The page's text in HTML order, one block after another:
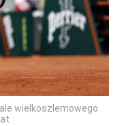
wielkoszlemowego